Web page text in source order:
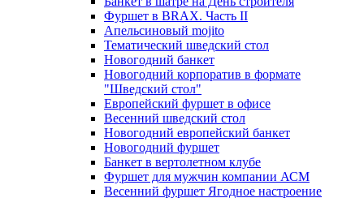
Фуршет в BRAX. Часть II
Апельсиновый mojito
Тематический шведский стол
Новогодний банкет
Новогодний корпоратив в формате
"Шведский стол"
Европейский фуршет в офисе
Весенний шведский стол
Новогодний европейский банкет
Новогодний фуршет
Банкет в вертолетном клубе
Фуршет для мужчин компании АСМ
Весенний фуршет Ягодное настроение